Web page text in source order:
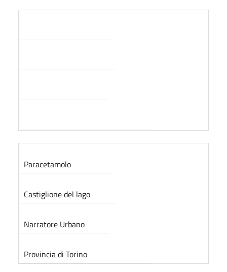
Paracetamolo
Castiglione del lago
Narratore Urbano
Provincia di Torino